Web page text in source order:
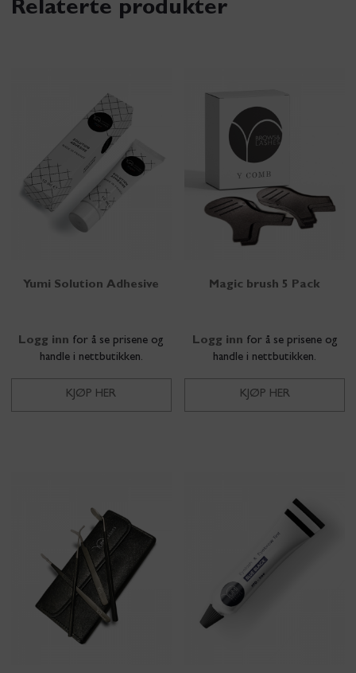
Relaterte produkter
Yumi Solution Adhesive
Logg inn for å se prisene og
handle i nettbutikken.
KJØP HER
Magic brush 5 Pack
Logg inn for å se prisene og
handle i nettbutikken.
KJØP HER